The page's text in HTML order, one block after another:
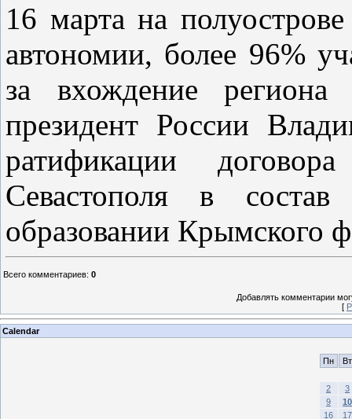
16 марта на
автономии, более 96%
за вхождение
президент России
ратификации
Севастополя в
образовании Крымского
Всего комментариев: 0
Добавлять комментарии
[
Calendar
Пн Вт
2
3
9
10
16
17